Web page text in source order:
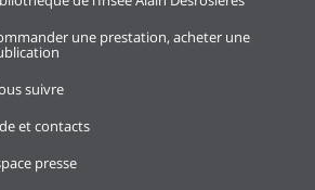
une prestation, acheter une
suivre
et contacts
presse